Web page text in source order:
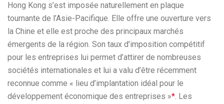
Hong Kong s’est imposée naturellement en plaque
tournante de l’Asie-Pacifique. Elle offre une ouverture vers
la Chine et elle est proche des principaux marchés
émergents de la région. Son taux d’imposition compétitif
pour les entreprises lui permet d’attirer de nombreuses
sociétés internationales et lui a valu d’être récemment
reconnue comme « lieu d’implantation idéal pour le
développement économique des entreprises »*. Les